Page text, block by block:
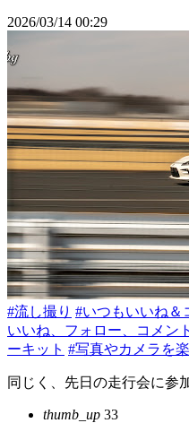
2026/03/14 00:29
#流し撮り #いつもいいね＆
いいね、フォロー、コメン
ーキット #写真やカメラを
同じく、先日の走行会に参
thumb_up 33